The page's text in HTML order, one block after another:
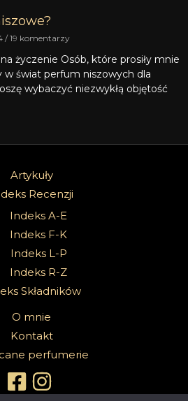
19 komentarzy
życzenie Osób, które prosiły mnie
w świat perfum niszowych dla
wybaczyć niezwykłą objętość
Artykuły
Recenzji
Indeks A-E
Indeks F-K
Indeks L-P
Indeks R-Z
Składników
O mnie
Kontakt
perfumerie